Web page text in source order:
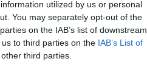
utilized by us or personal
You may separately opt-out of the
on the IAB’s list of downstream
to third parties on the IAB’s List of
third parties.